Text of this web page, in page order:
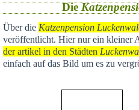
Die
Über die Katzenpension
veröffentlicht. Hier nur ein kleiner
der artikel in den Städten
einfach auf das Bild um es zu